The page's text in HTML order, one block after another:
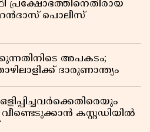
പ്രക്ഷോഭത്തിനെതിരായ
പൊലീസ്
അപകടം;
ദാരുണാന്ത്യം
കസ്റ്റഡിയിൽ